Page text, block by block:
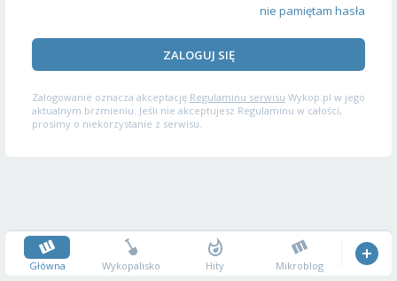
nie pamiętam hasła
ZALOGUJ SIĘ
Zalogowanie oznacza akceptację Regulaminu serwisu Wykop.pl w jego
aktualnym brzmieniu. Jeśli nie akceptujesz Regulaminu w całości,
prosimy o niekorzystanie z serwisu.
Główna Wykopalisko Hity Mikroblog